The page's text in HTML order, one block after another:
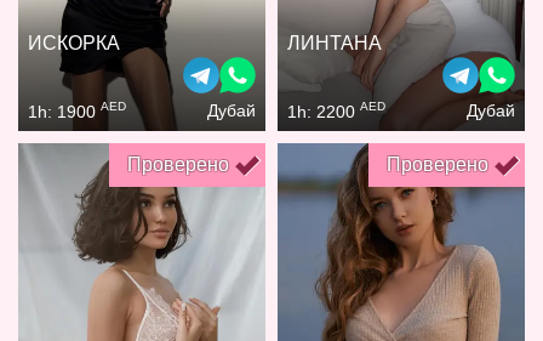
ИСКОРКА
1h: 1900 AED Дубай
ЛИНТАНА
1h: 2200 AED Дубай
Проверено Проверено